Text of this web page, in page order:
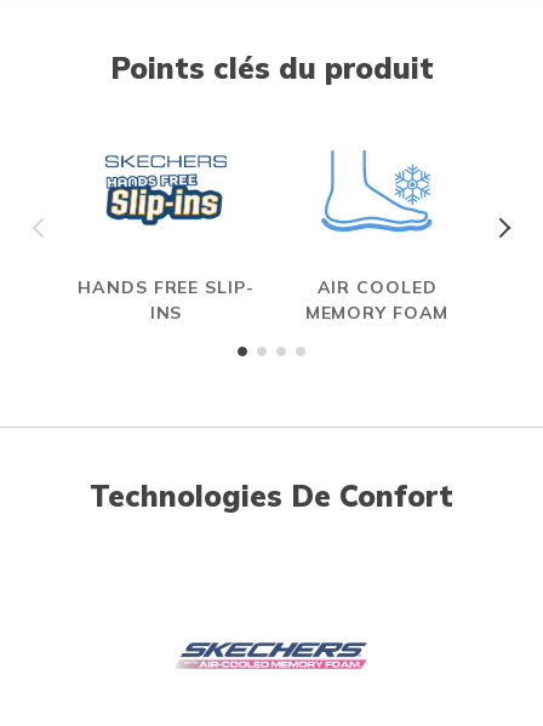
Points clés du produit
HANDS FREE SLIP-
INS
AIR COOLED
MEMORY FOAM
Technologies De Confort